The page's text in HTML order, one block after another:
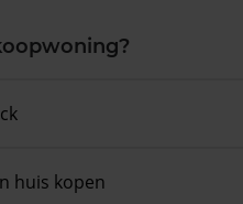
huis kopen